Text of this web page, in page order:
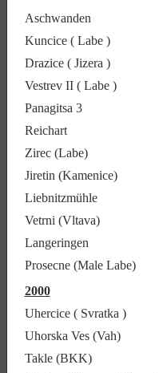
Aschwanden
Kuncice ( Labe )
Drazice ( Jizera )
Vestrev II ( Labe )
Panagitsa 3
Reichart
Zirec (Labe)
Jiretin (Kamenice)
Liebnitzmühle
Vetrni (Vltava)
Langeringen
Prosecne (Male Labe)
2000
Uhercice ( Svratka )
Uhorska Ves (Vah)
Takle (BKK)